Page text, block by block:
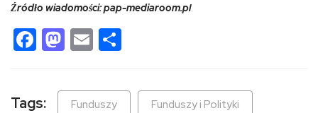
Źródło wiadomości: pap-mediaroom.pl
Facebook
Mastodon
Email
Tags: Funduszy Funduszy i Polityki